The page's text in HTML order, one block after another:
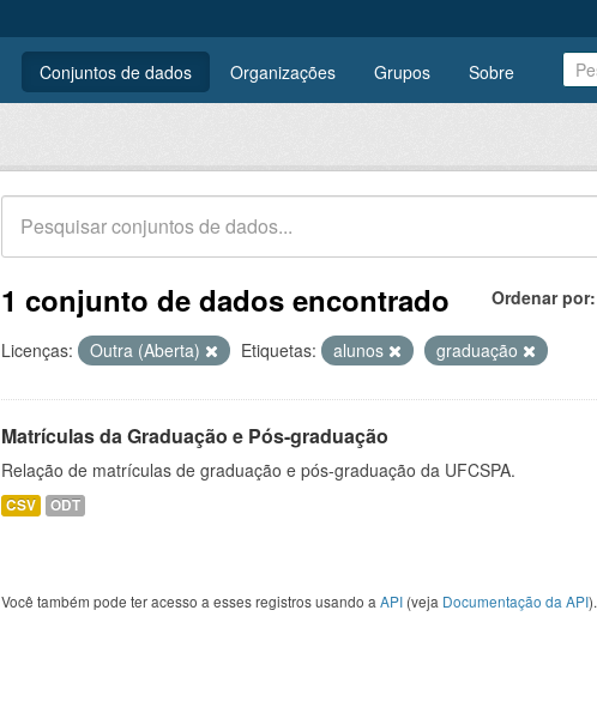
Conjuntos de dados Organizações Grupos Sobre
Ordenar por
1 conjunto de dados encontrado
Licenças: Outra (Aberta) Etiquetas: alunos graduação
Matrículas da Graduação e Pós-graduação
Relação de matrículas de graduação e pós-graduação da UFCSPA.
CSV ODT
Você também pode ter acesso a esses registros usando a API (veja Documentação da API).